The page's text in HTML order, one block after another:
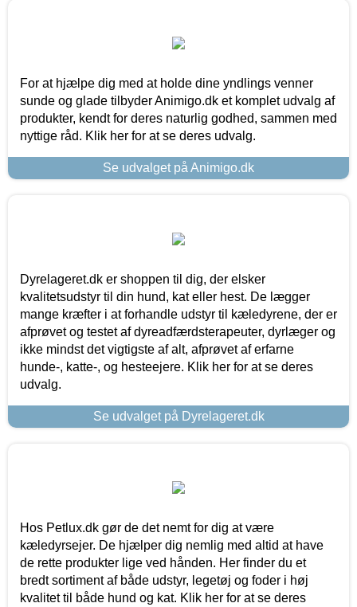
For at hjælpe dig med at holde dine yndlings venner
sunde og glade tilbyder Animigo.dk et komplet udvalg af
produkter, kendt for deres naturlig godhed, sammen med
nyttige råd. Klik her for at se deres udvalg.
Se udvalget på Animigo.dk
Dyrelageret.dk er shoppen til dig, der elsker
kvalitetsudstyr til din hund, kat eller hest. De lægger
mange kræfter i at forhandle udstyr til kæledyrene, der er
afprøvet og testet af dyreadfærdsterapeuter, dyrlæger og
ikke mindst det vigtigste af alt, afprøvet af erfarne
hunde-, katte-, og hesteejere. Klik her for at se deres
udvalg.
Se udvalget på Dyrelageret.dk
Hos Petlux.dk gør de det nemt for dig at være
kæledyrsejer. De hjælper dig nemlig med altid at have
de rette produkter lige ved hånden. Her finder du et
bredt sortiment af både udstyr, legetøj og foder i høj
kvalitet til både hund og kat. Klik her for at se deres